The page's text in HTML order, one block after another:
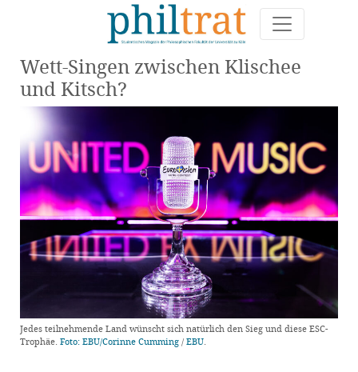
Wett-Singen zwischen Klischee
und Kitsch?
Jedes teilnehmende Land wünscht sich natürlich den Sieg und diese ESC-
Trophäe. Foto: EBU/Corinne Cumming / EBU.